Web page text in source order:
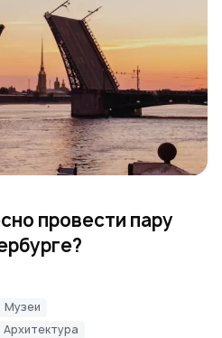
провести пару
Музеи
Архитектура